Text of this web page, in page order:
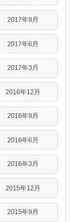
2017年9月
2017年6月
2017年3月
2016年12月
2016年9月
2016年6月
2016年3月
2015年12月
2015年9月